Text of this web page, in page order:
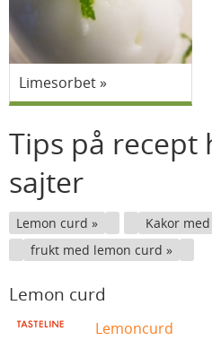
Limesorbet
Tips på recept
sajter
Lemon curd
Kakor
frukt med lemon curd
Lemon curd
Lemoncurd